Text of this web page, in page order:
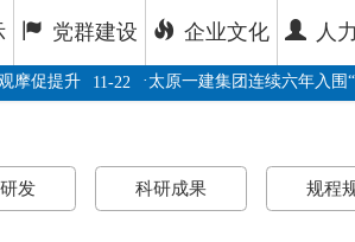
党群建设 企业文化 人
11-22
提升 ·太原一建集团连续六年入围“山
发 科研成果 规程